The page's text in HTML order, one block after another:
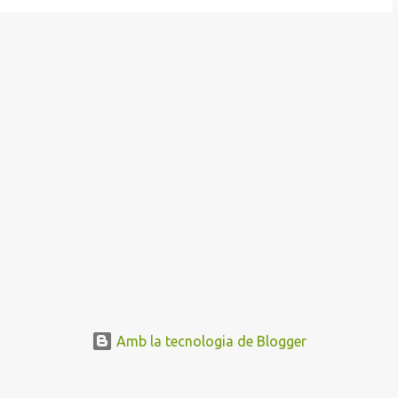
Amb la tecnologia de Blogger